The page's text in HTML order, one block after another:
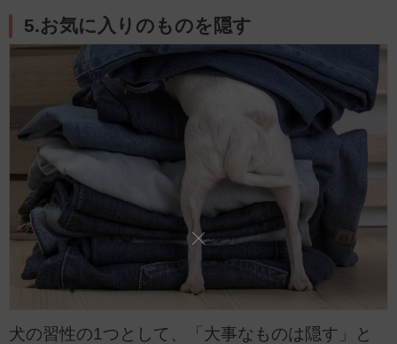
5.お気に入りのものを隠す
犬の習性の1つとして、「大事なものは隠す」と